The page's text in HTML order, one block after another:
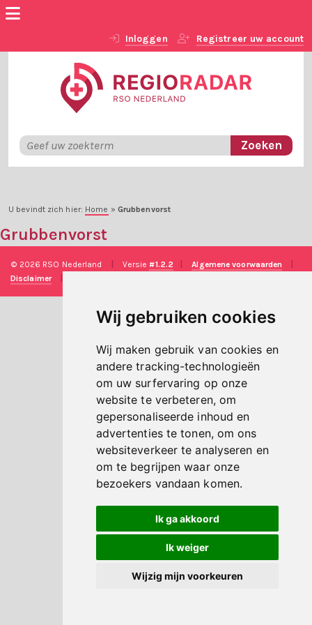
Wij gebruiken cookies
Wij maken gebruik van cookies en
andere tracking-technologieën
om uw surfervaring op onze
website te verbeteren, om
gepersonaliseerde inhoud en
advertenties te tonen, om ons
websiteverkeer te analyseren en
om te begrijpen waar onze
bezoekers vandaan komen.
Ik ga akkoord
Ik weiger
Wijzig mijn voorkeuren
Inloggen Registreer uw account
U bevindt zich hier: Home » Grubbenvorst
Grubbenvorst
© 2026 RSO Nederland Versie#1.2.2 Algemene voorwaarden
Disclaimer